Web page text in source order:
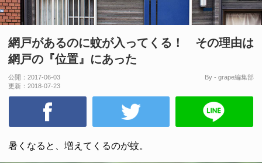
網戸があるのに蚊が入ってくる！ その理由は
網戸の『位置』にあった
公開： 2017-06-03
更新： 2018-07-23
By - grape編集部
暑くなると、増えてくるのが蚊。